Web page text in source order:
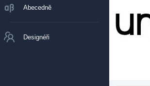
Abecedně
Designéři